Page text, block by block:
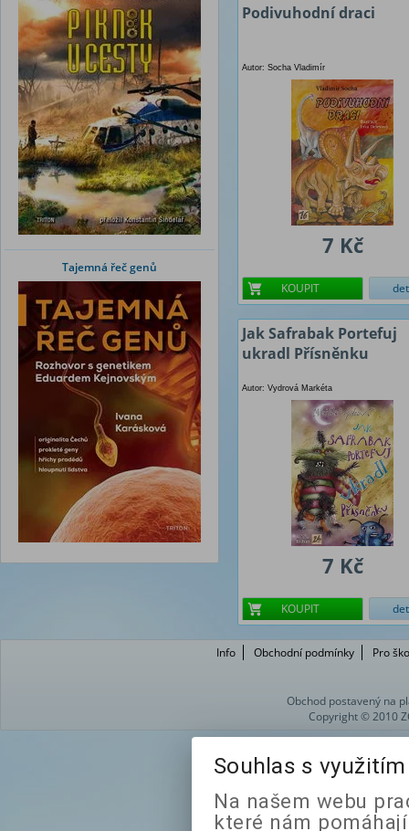
Tajemná řeč genů
Podivuhodní draci
Autor: Socha Vladimír
7 Kč
KOUPIT
Jak Safrabak Portefuj
ukradl Přísněnku
Autor: Vydrová Markéta
7 Kč
KOUPIT
Info Obchodní podmínky Pro
Obchod postavený na
Copyright © 2010
Souhlas s
Na našem webu
které nám